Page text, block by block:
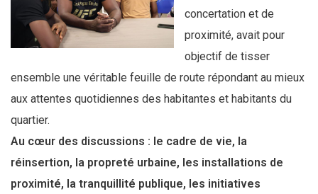
concertation et de
proximité, avait pour
objectif de tisser
ensemble une véritable feuille de route répondant au mieux
aux attentes quotidiennes des habitantes et habitants du
quartier.
Au cœur des discussions : le cadre de vie, la
réinsertion, la propreté urbaine, les installations de
proximité, la tranquillité publique, les initiatives